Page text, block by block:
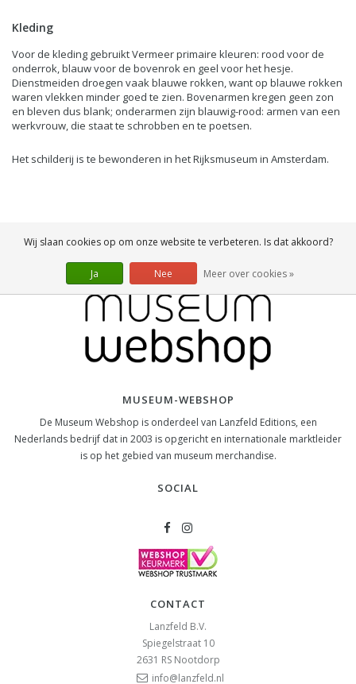
Kleding
Voor de kleding gebruikt Vermeer primaire kleuren: rood voor de
onderrok, blauw voor de bovenrok en geel voor het hesje.
Dienstmeiden droegen vaak blauwe rokken, want op blauwe rokken
waren vlekken minder goed te zien. Bovenarmen kregen geen zon
en bleven dus blank; onderarmen zijn blauwig-rood: armen van een
werkvrouw, die staat te schrobben en te poetsen.
Het schilderij is te bewonderen in het Rijksmuseum in Amsterdam.
MUSEUM-WEBSHOP
De Museum Webshop is onderdeel van Lanzfeld Editions, een
Nederlands bedrijf dat in 2003 is opgericht en internationale marktleider
is op het gebied van museum merchandise.
SOCIAL
CONTACT
Lanzfeld B.V.
Spiegelstraat 10
2631 RS Nootdorp
info@lanzfeld.nl
Wij slaan cookies op om onze website te verbeteren. Is dat akkoord?
Ja Nee Meer over cookies »